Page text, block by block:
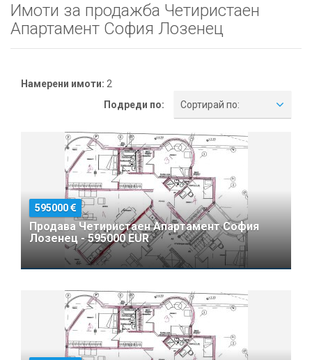
Имоти за продажба Четиристаен
Апартамент София Лозенец
Намерени имоти: 2
Подреди по:
Сортирай по:
595000
Продава Четиристаен Апартамент София
Лозенец - 595000 EUR